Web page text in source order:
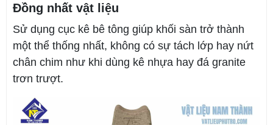
Đồng nhất vật liệu
Sử dụng cục kê bê tông giúp khối sàn trở thành
một thể thống nhất, không có sự tách lớp hay nứt
chân chim như khi dùng kê nhựa hay đá granite
trơn trượt.